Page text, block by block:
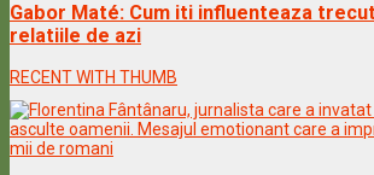
Gabor Maté: Cum iti influenteaza
relatiile de azi
RECENT WITH THUMB